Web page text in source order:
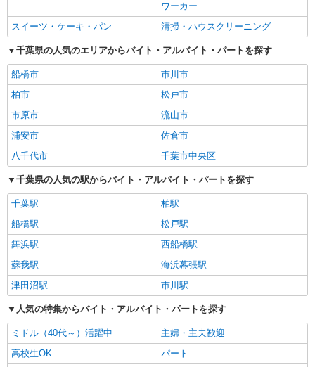
ワーカー
スイーツ・ケーキ・パン
清掃・ハウスクリーニング
千葉県の人気のエリアからバイト・アルバイト・パートを探す
船橋市
市川市
柏市
松戸市
市原市
流山市
浦安市
佐倉市
八千代市
千葉市中央区
千葉県の人気の駅からバイト・アルバイト・パートを探す
千葉駅
柏駅
船橋駅
松戸駅
舞浜駅
西船橋駅
蘇我駅
海浜幕張駅
津田沼駅
市川駅
人気の特集からバイト・アルバイト・パートを探す
ミドル（40代～）活躍中
主婦・主夫歓迎
高校生OK
パート